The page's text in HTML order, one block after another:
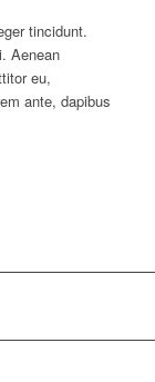
tincidunt.
Aenean
eu,
ante, dapibus